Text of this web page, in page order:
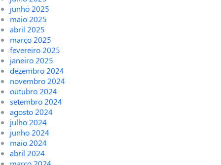
junho 2025
maio 2025
abril 2025
março 2025
fevereiro 2025
janeiro 2025
dezembro 2024
novembro 2024
outubro 2024
setembro 2024
agosto 2024
julho 2024
junho 2024
maio 2024
abril 2024